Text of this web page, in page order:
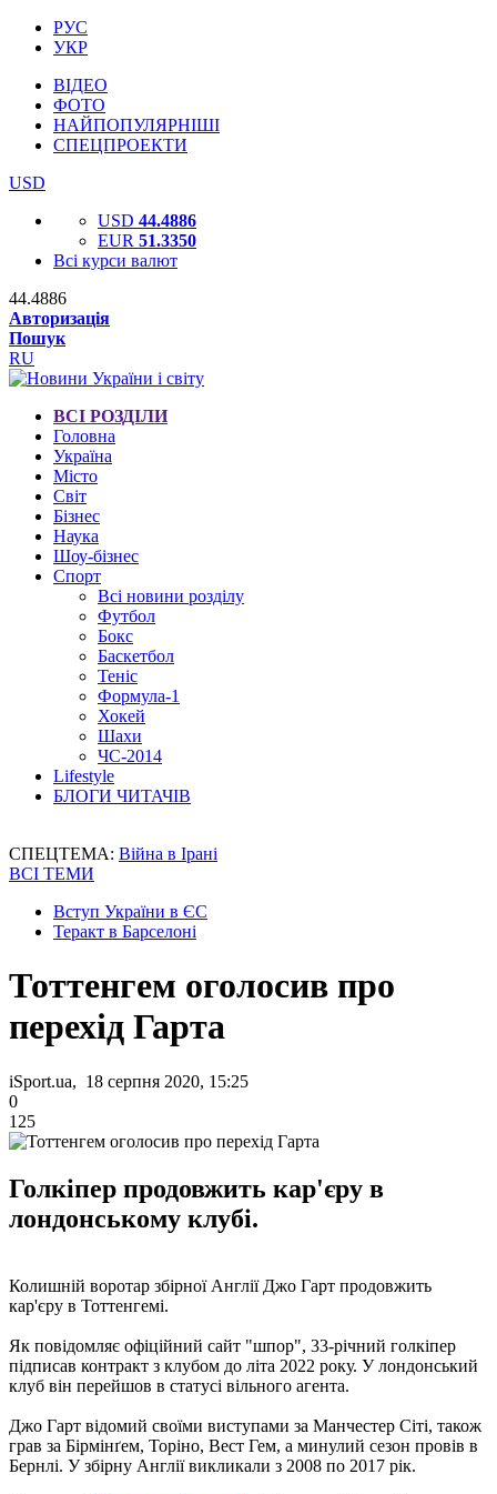
РУС
УКР
ВІДЕО
ФОТО
НАЙПОПУЛЯРНІШІ
СПЕЦПРОЕКТИ
USD
USD 44.4886
EUR 51.3350
Всі курси валют
44.4886
Авторизація
Пошук
RU
ВСІ РОЗДІЛИ
Головна
Україна
Місто
Світ
Бізнес
Наука
Шоу-бізнес
Спорт
Всі новини розділу
Футбол
Бокс
Баскетбол
Теніс
Формула-1
Хокей
Шахи
ЧС-2014
Lifestyle
БЛОГИ ЧИТАЧІВ
СПЕЦТЕМА: Війна в Ірані
ВСІ ТЕМИ
Вступ України в ЄС
Теракт в Барселоні
Тоттенгем оголосив про
перехід Гарта
iSport.ua, 18 серпня 2020, 15:25
0
125
Голкіпер продовжить кар'єру в
лондонському клубі.
Колишній воротар збірної Англії Джо Гарт продовжить
кар'єру в Тоттенгемі.
Як повідомляє офіційний сайт "шпор", 33-річний голкіпер
підписав контракт з клубом до літа 2022 року. У лондонський
клуб він перейшов в статусі вільного агента.
Джо Гарт відомий своїми виступами за Манчестер Сіті, також
грав за Бірмінґем, Торіно, Вест Гем, а минулий сезон провів в
Бернлі. У збірну Англії викликали з 2008 по 2017 рік.